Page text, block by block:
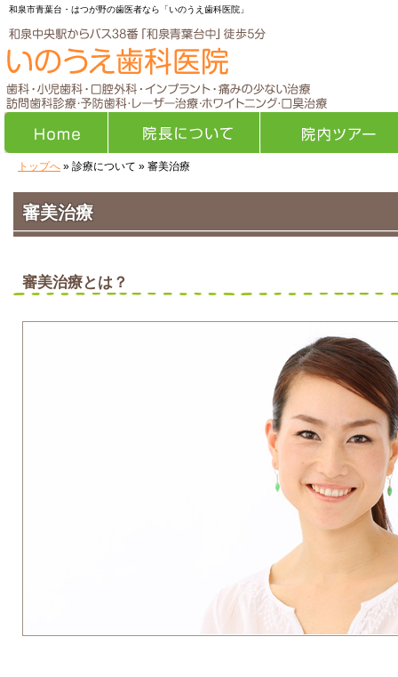
審美治療
和泉市青葉台・はつが野の歯医者なら「いのうえ歯科医院」
トップへ » 診療について » 審美治療
審美治療とは？